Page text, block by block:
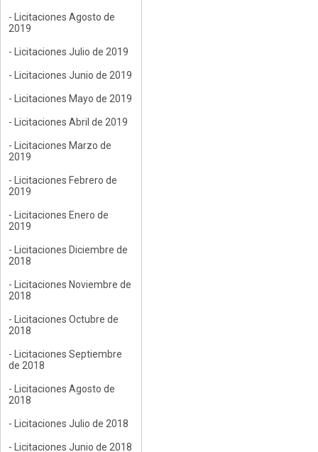
- Licitaciones Agosto de
2019
- Licitaciones Julio de 2019
- Licitaciones Junio de 2019
- Licitaciones Mayo de 2019
- Licitaciones Abril de 2019
- Licitaciones Marzo de
2019
- Licitaciones Febrero de
2019
- Licitaciones Enero de
2019
- Licitaciones Diciembre de
2018
- Licitaciones Noviembre de
2018
- Licitaciones Octubre de
2018
- Licitaciones Septiembre
de 2018
- Licitaciones Agosto de
2018
- Licitaciones Julio de 2018
- Licitaciones Junio de 2018